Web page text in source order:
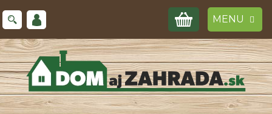
na
obsah
NÁKUPNÝ